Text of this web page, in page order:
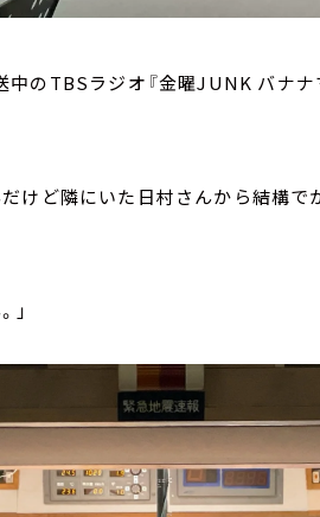
中のTBSラジオ『金曜JUNK バナナ
だけど隣にいた日村さんから結構
」